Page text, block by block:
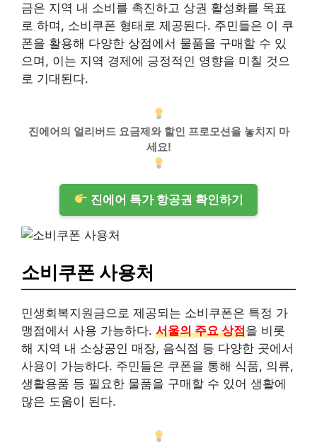
금은 지역 내 소비를 촉진하고 상권 활성화를 목표
로 하며, 소비쿠폰 형태로 제공된다. 주민들은 이 쿠
폰을 활용해 다양한 상점에서 물품을 구매할 수 있
으며, 이는 지역 경제에 긍정적인 영향을 미칠 것으
로 기대된다.
진에어의 얼리버드 요금제와 할인 프로모션을 놓치지 마
세요!
진에어 특가 항공권 확인하기
소비쿠폰 사용처
민생회복지원금으로 제공되는 소비쿠폰은 특정 가
맹점에서 사용 가능하다. 서울의 주요 상점을 비롯
해 지역 내 소상공인 매장, 음식점 등 다양한 곳에서
사용이 가능하다. 주민들은 쿠폰을 통해 식품, 의류,
생활용품 등 필요한 물품을 구매할 수 있어 생활에
많은 도움이 된다.